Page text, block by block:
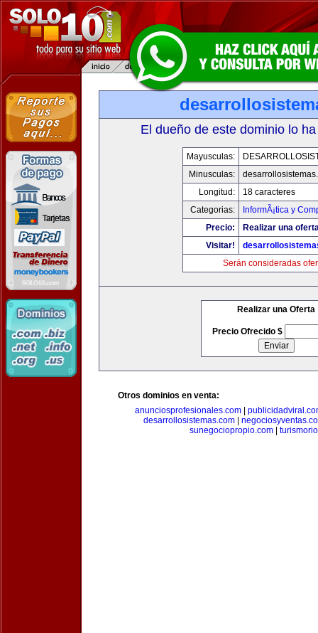
El dueño de este dominio lo
Mayusculas:
Minusculas:
Longitud:
18 caracteres
Categorias:
InformÃ¡tica y
Precio:
Realizar una
Visitar!
Serán consideradas
Realizar una Oferta
Precio Ofrecido $
Otros dominios en venta:
anunciosprofesionales.com|
desarrollosistemas.com|
sunegociopropio.com|